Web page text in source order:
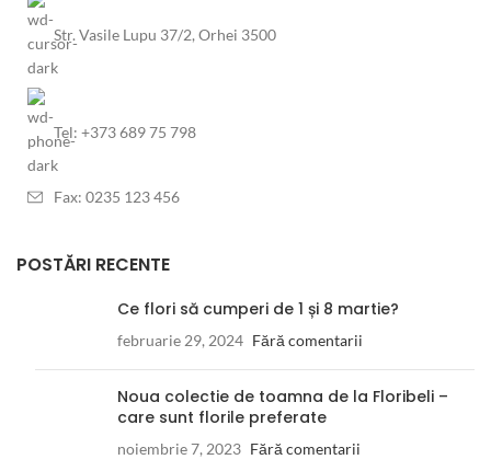
Str. Vasile Lupu 37/2, Orhei 3500
Tel: +373 689 75 798
Fax: 0235 123 456
POSTĂRI RECENTE
Ce flori să cumperi de 1 și 8 martie?
februarie 29, 2024 Fără comentarii
Noua colectie de toamna de la Floribeli –
care sunt florile preferate
noiembrie 7, 2023 Fără comentarii